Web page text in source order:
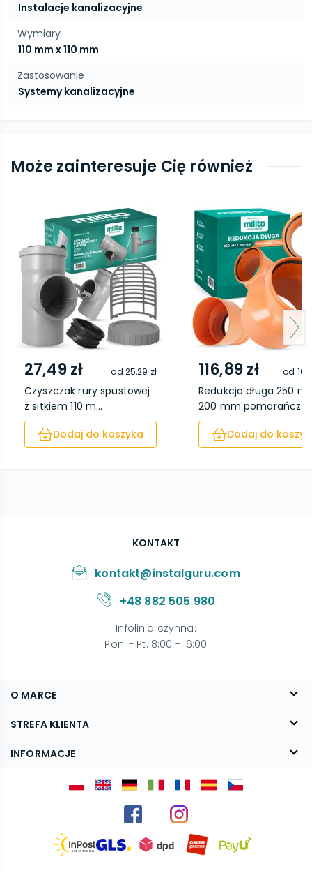
Instalacje kanalizacyjne
Wymiary
110 mm x 110 mm
Zastosowanie
Systemy kanalizacyjne
Może zainteresuje Cię również
27,49 zł od 25,29 zł
Czyszczak rury spustowej
z sitkiem 110 m...
Dodaj do koszyka
116,89 zł od
Redukcja długa 250
200 mm pomarańcz...
Dodaj do
O MARCE
O nas
Blog
STREFA KLIENTA
FAQ
INFORMACJE
KONTAKT
kontakt@instalguru.com
+48 882 505 980
Infolinia czynna:
Pon. - Pt. 8:00 - 16:00